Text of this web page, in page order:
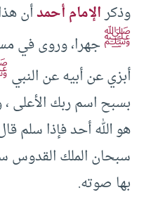
وذكرالإمام أحمدأن
ﷺجهرا، وروى في
أبزي عن أبيه عن النبي
بسبح اسم ربك الأعلى ،
هو الله أحد فإذا سلم
سبحان الملك القدوس
بها صوته.